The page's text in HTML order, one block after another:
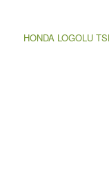
HONDA LOGOLU